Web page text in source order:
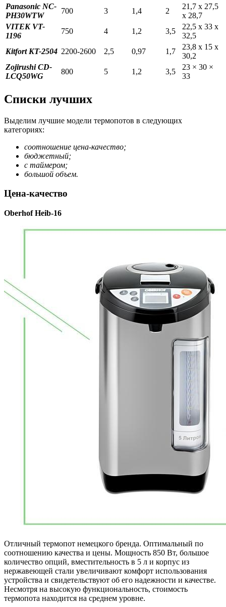
Panasonic NC-
PH30WTW
700 3 1,4 2
21,7 х 27,5
х 28,7
VITEK VT-
1196
750 4 1,2 3,5
22,5 х 33 х
32,5
Kitfort KT-2504 2200-2600 2,5 0,97 1,7
23,8 х 15 х
30,2
Zojirushi CD-
LCQ50WG
800 5 1,2 3,5
23 × 30 ×
33
Списки лучших
Выделим лучшие модели термопотов в следующих
категориях:
соотношение цена-качество;
бюджетный;
с таймером;
большой объем.
Цена-качество
Oberhof Heib-16
Отличный термопот немецкого бренда. Оптимальный по
соотношению качества и цены. Мощность 850 Вт, большое
количество опций, вместительность в 5 л и корпус из
нержавеющей стали увеличивают комфорт использования
устройства и свидетельствуют об его надежности и качестве.
Несмотря на высокую функциональность, стоимость
термопота находится на среднем уровне.